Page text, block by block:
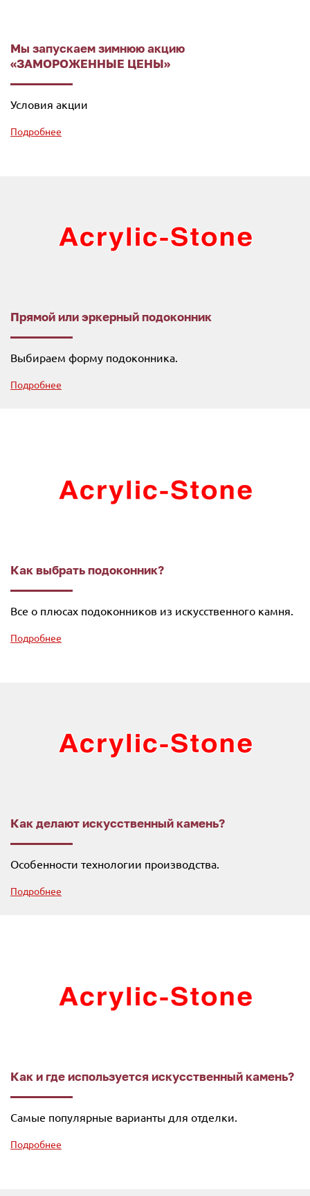
Мы запускаем зимнюю акцию
«ЗАМОРОЖЕННЫЕ ЦЕНЫ»
Условия акции
Подробнее
Прямой или эркерный подоконник
Выбираем форму подоконника.
Подробнее
Как выбрать подоконник?
Все о плюсах подоконников из искусственного камня.
Подробнее
Как делают искусственный камень?
Особенности технологии производства.
Подробнее
Как и где используется искусственный камень?
Самые популярные варианты для отделки.
Подробнее